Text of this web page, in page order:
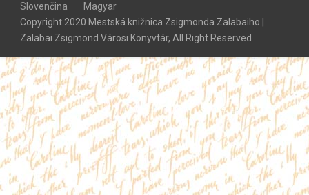
Slovenčina
Magyar
Copyright 2020 Mestská knižnica Zsigmonda Zalabaiho |
Zalabai Zsigmond Városi Könyvtár, All Right Reserved